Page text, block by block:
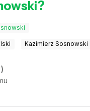
Kazimierz